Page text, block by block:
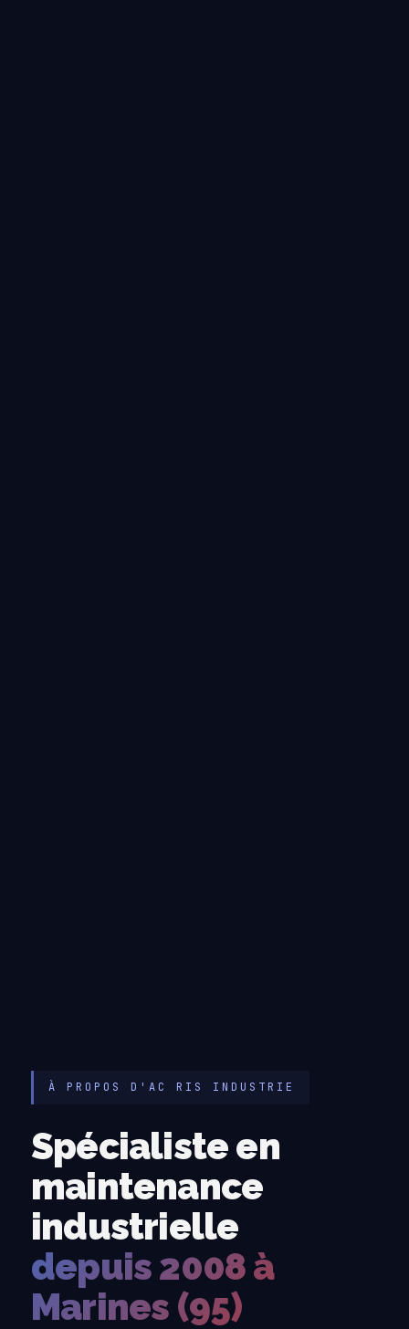
À PROPOS D'AC RIS INDUSTRIE
Spécialiste en
maintenance
industrielle
depuis 2008 à
Marines (95)